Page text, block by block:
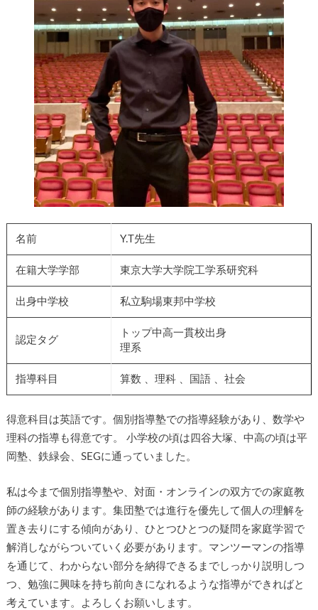
名前 Y.T先生
在籍大学学部 東京大学大学院工学系研究科
出身中学校 私立駒場東邦中学校
認定タグ
トップ中高一貫校出身
理系
指導科目 算数 、理科 、国語 、社会
得意科目は英語です。個別指導塾での指導経験があり、数学や
理科の指導も得意です。 小学校の頃は四谷大塚、中高の頃は平
岡塾、鉄緑会、SEGに通っていました。
私は今まで個別指導塾や、対面・オンラインの双方での家庭教
師の経験があります。集団塾では進行を優先して個人の理解を
置き去りにする傾向があり、ひとつひとつの疑問を家庭学習で
解消しながらついていく必要があります。マンツーマンの指導
を通じて、わからない部分を納得できるまでしっかり説明しつ
つ、勉強に興味を持ち前向きになれるような指導ができればと
考えています。よろしくお願いします。